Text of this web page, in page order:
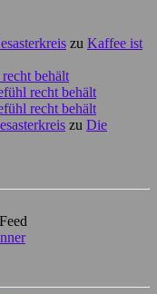
zu Kaffee ist
behält
recht behält
recht behält
zu Die